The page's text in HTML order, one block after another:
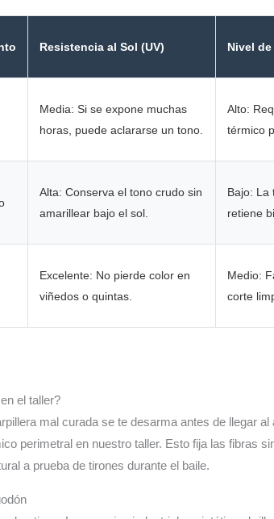
Resistencia al Sol (UV) Nivel
Media: Si se expone muchas
horas, puede aclararse un tono.
Alto:
térmico
Alta: Conserva el tono crudo sin
amarillear bajo el sol.
Bajo: La
retiene
Excelente: No pierde color en
viñedos o quintas.
Medio:
corte
el taller?
mal curada se te desarma antes de llegar
perimetral en nuestro taller. Esto fija las fibras
a prueba de tirones durante el baile.